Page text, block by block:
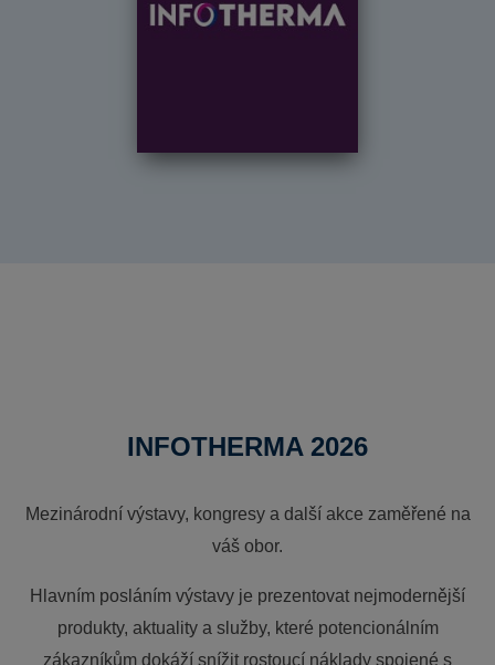
INFOTHERMA 2026
Mezinárodní výstavy, kongresy a další akce zaměřené na
váš obor.
Hlavním posláním výstavy je prezentovat nejmodernější
produkty, aktuality a služby, které potencionálním
zákazníkům dokáží snížit rostoucí náklady spojené s